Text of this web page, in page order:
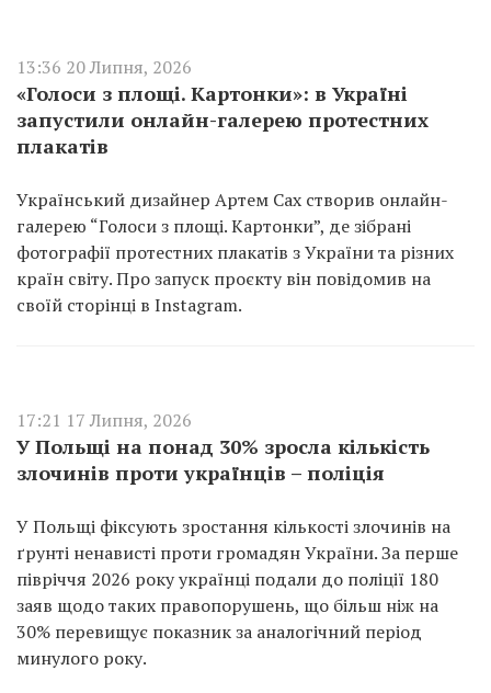
13:36 20 Липня, 2026
«Голоси з площі. Картонки»: в Україні
запустили онлайн-галерею протестних
плакатів
Український дизайнер Артем Сах створив онлайн-
галерею “Голоси з площі. Картонки”, де зібрані
фотографії протестних плакатів з України та різних
країн світу. Про запуск проєкту він повідомив на
своїй сторінці в Instagram.
17:21 17 Липня, 2026
У Польщі на понад 30% зросла кількість
злочинів проти українців – поліція
У Польщі фіксують зростання кількості злочинів на
ґрунті ненависті проти громадян України. За перше
півріччя 2026 року українці подали до поліції 180
заяв щодо таких правопорушень, що більш ніж на
30% перевищує показник за аналогічний період
минулого року.